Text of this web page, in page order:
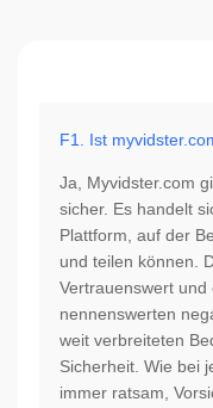
F1. Ist
Ja, Myvidster.com
sicher. Es handelt
Plattform, auf der
und teilen können.
Vertrauenswert und
nennenswerten
weit verbreiteten
Sicherheit. Wie bei
immer ratsam,